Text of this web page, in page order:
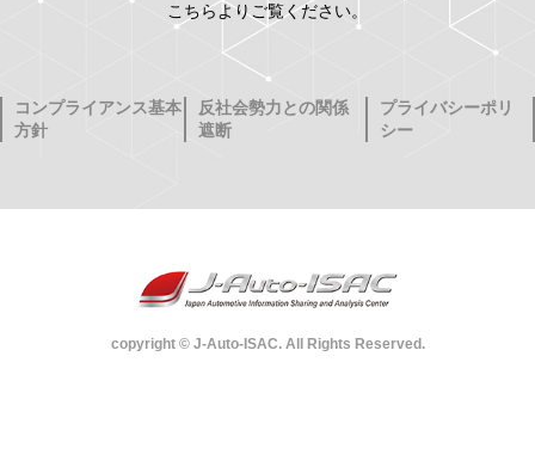
こちらよりご覧ください。
コンプライアンス基本
方針
反社会勢力との関係
遮断
プライバシーポリ
シー
copyright © J-Auto-ISAC. All Rights Reserved.